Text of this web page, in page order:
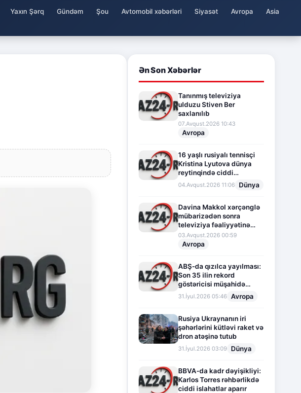
Yaxın Şərq Gündəm Şou Avtomobil xəbərləri Siyasət Avropa
Asia
Ən Son Xəbərlər
Tanınmış televiziya
ulduzu Stiven Ber
saxlanılıb
07.Avqust.2026 10:43
Avropa
16 yaşlı rusiyalı tennisçi
Kristina Lyutova dünya
reytinqində ciddi
irəliləyişə imza atdı
04.Avqust.2026 11:06 Dünya
Davina Makkol xərçənglə
mübarizədən sonra
televiziya fəaliyyətinə
fasilə verir
03.Avqust.2026 00:59
Avropa
ABŞ-da qızılca yayılması:
Son 35 ilin rekord
göstəricisi müşahidə
olunur
31.İyul.2026 05:46 Avropa
Rusiya Ukraynanın iri
şəhərlərini kütləvi raket və
dron atəşinə tutub
31.İyul.2026 03:09 Dünya
BBVA-da kadr dəyişikliyi:
Karlos Torres rəhbərlikdə
ciddi islahatlar aparır